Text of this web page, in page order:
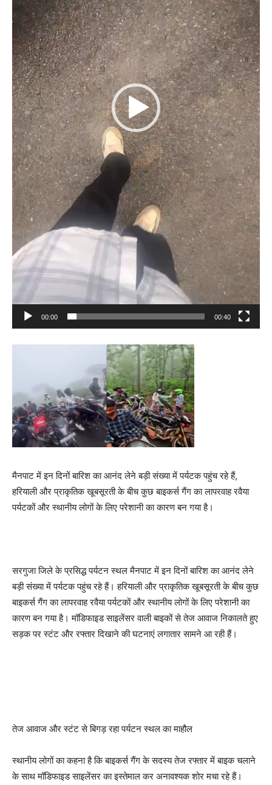
00:00 00:40
मैनपाट में इन दिनों बारिश का आनंद लेने बड़ी संख्या में पर्यटक पहुंच रहे हैं,
हरियाली और प्राकृतिक खूबसूरती के बीच कुछ बाइकर्स गैंग का लापरवाह रवैया
पर्यटकों और स्थानीय लोगों के लिए परेशानी का कारण बन गया है।
सरगुजा जिले के प्रसिद्ध पर्यटन स्थल मैनपाट में इन दिनों बारिश का आनंद लेने
बड़ी संख्या में पर्यटक पहुंच रहे हैं। हरियाली और प्राकृतिक खूबसूरती के बीच कुछ
बाइकर्स गैंग का लापरवाह रवैया पर्यटकों और स्थानीय लोगों के लिए परेशानी का
कारण बन गया है। मॉडिफाइड साइलेंसर वाली बाइकों से तेज आवाज निकालते हुए
सड़क पर स्टंट और रफ्तार दिखाने की घटनाएं लगातार सामने आ रही हैं।
तेज आवाज और स्टंट से बिगड़ रहा पर्यटन स्थल का माहौल
स्थानीय लोगों का कहना है कि बाइकर्स गैंग के सदस्य तेज रफ्तार में बाइक चलाने
के साथ मॉडिफाइड साइलेंसर का इस्तेमाल कर अनावश्यक शोर मचा रहे हैं।